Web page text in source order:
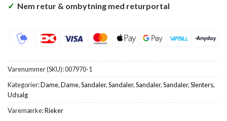
✓ Nem retur & ombytning med returportal
Varenummer (SKU):007970-1
Kategorier:Dame,Dame,Sandaler,Sandaler,Sandaler,Sandaler,Slenters,
Udsalg
Varemærke:Rieker